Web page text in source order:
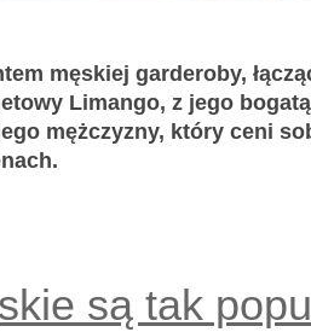
męskiej garderoby,
Limango, z jego
mężczyzny, który ceni
są tak